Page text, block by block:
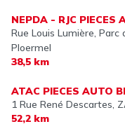
NEPDA - RJC PIECES
Rue Louis Lumière,
Ploermel
38,5 km
ATAC PIECES AUTO
1 Rue René Descartes,
52,2 km